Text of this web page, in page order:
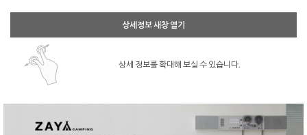
상세정보 새창 열기
상세 정보를 확대해 보실 수 있습니다.